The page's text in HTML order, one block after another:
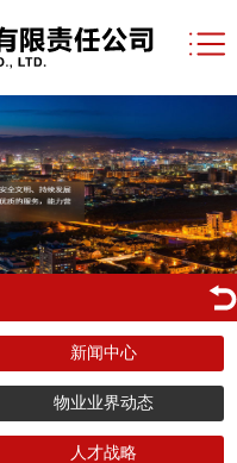
新闻中心
物业业界动态
人才战略